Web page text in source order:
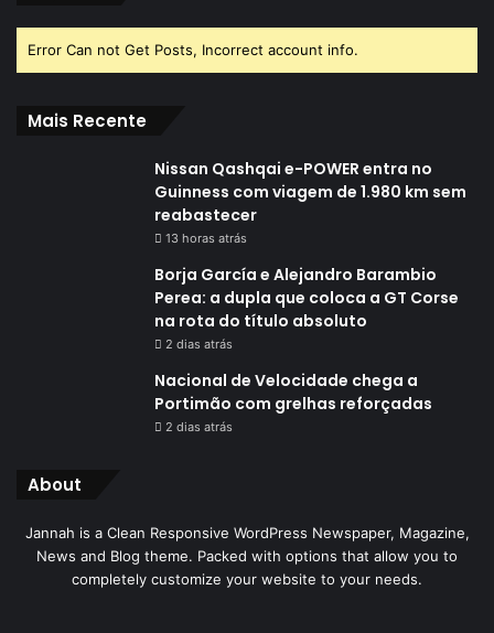
Error Can not Get Posts, Incorrect account info.
Mais Recente
Nissan Qashqai e-POWER entra no
Guinness com viagem de 1.980 km sem
reabastecer
13 horas atrás
Borja García e Alejandro Barambio
Perea: a dupla que coloca a GT Corse
na rota do título absoluto
2 dias atrás
Nacional de Velocidade chega a
Portimão com grelhas reforçadas
2 dias atrás
About
Jannah is a Clean Responsive WordPress Newspaper, Magazine,
News and Blog theme. Packed with options that allow you to
completely customize your website to your needs.